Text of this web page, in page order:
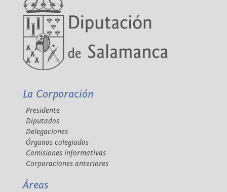
La Corporación
Presidente
Diputados
Delegaciones
Órganos colegiados
Comisiones informativas
Corporaciones anteriores
Áreas